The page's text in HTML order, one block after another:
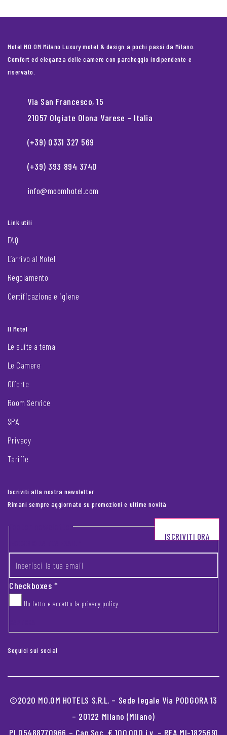
Motel MO.OM Milano Luxury motel & design a pochi passi da Milano.
Comfort ed eleganza delle camere con parcheggio indipendente e
riservato.
Via San Francesco, 15
21057 Olgiate Olona Varese – Italia
(+39) 0331 327 569
(+39) 393 894 3740
info@moomhotel.com
Link utili
FAQ
L’arrivo al Motel
Regolamento
Certificazione e igiene
Il Motel
Le suite a tema
Le Camere
Offerte
Room Service
SPA
Privacy
Tariffe
Iscriviti alla nostra newsletter
Rimani sempre aggiornato su promozioni e ultime novità
Footer newsletter
Checkboxes*
Ho letto e accetto la privacy policy
ISCRIVITI ORA
Seguici sui social
©2020 MO.OM HOTELS S.R.L. – Sede legale Via PODGORA 13
– 20122 Milano (Milano)
PI 05488770966 – Cap.Soc. € 100.000 i.v. – REA MI-1825691